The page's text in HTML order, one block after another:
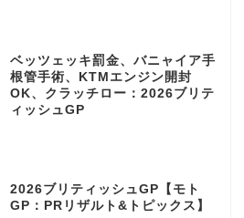
ベッツェッキ罰金、バニャイア手
根管手術、KTMエンジン開封
OK、クラッチロー：2026ブリテ
ィッシュGP
2026ブリティッシュGP【モト
GP：PRリザルト&トピックス】